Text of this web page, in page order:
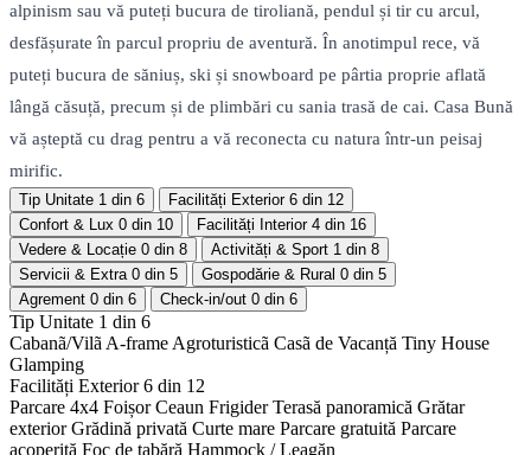
alpinism sau vă puteți bucura de tiroliană, pendul și tir cu arcul,
desfășurate în parcul propriu de aventură. În anotimpul rece, vă
puteți bucura de săniuș, ski și snowboard pe pârtia proprie aflată
lângă căsuță, precum și de plimbări cu sania trasă de cai. Casa Bună
vă așteptă cu drag pentru a vă reconecta cu natura într-un peisaj
mirific.
Tip Unitate 1 din 6 Facilități Exterior 6 din 12
Confort & Lux 0 din 10 Facilități Interior 4 din 16
Vedere & Locație 0 din 8 Activități & Sport 1 din 8
Servicii & Extra 0 din 5 Gospodărie & Rural 0 din 5
Agrement 0 din 6 Check-in/out 0 din 6
Tip Unitate 1 din 6
Cabanã/Vilã A-frame Agroturisticã Casã de Vacanță Tiny House
Glamping
Facilități Exterior6 din 12
Parcare 4x4 Foișor Ceaun Frigider Terasă panoramică Grătar
exterior Grădină privată Curte mare Parcare gratuită Parcare
acoperită Foc de tabără Hammock / Leagăn